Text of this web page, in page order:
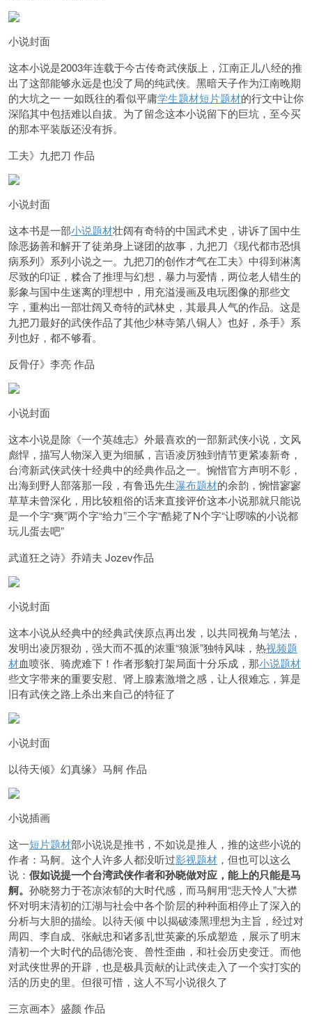
小说封面
这本小说是2003年连载于今古传奇武侠版上，江南正儿八经的推
出了这部能够永远是也没了局的纯武侠。黑暗天子作为江南晚期
的大坑之一 一如既往的看似平庸学生题材短片题材的行文中让你
深陷其中包括难以自拔。为了留念这本小说留下的巨坑，至今买
的那本平装版还没有拆。
工夫》九把刀 作品
小说封面
这本书是一部小说题材壮阔有奇特的中国武术史，讲诉了国中生
除恶扬善和解开了徒弟身上谜团的故事，九把刀《现代都市恐惧
病系列》系列小说之一。九把刀的创作才气在工夫》中得到淋漓
尽致的印证，糅合了推理与幻想，暴力与爱情，两位老人错生的
影象与国中生迷离的理想中，用充溢漫画及电玩图像的那些文
字，重构出一部壮阔又奇特的武林史，其最具人气的作品。这是
九把刀最好的武侠作品了其他少林寺第八铜人》也好，杀手》系
列也好，都不够看。
反骨仔》李亮 作品
小说封面
这本小说是除《一个英雄志》外最喜欢的一部新武侠小说，文风
彪悍，描写人物深入更为细腻，言语凌厉独到情节更紧凑新奇，
台湾新武侠武侠十经典中的经典作品之一。惋惜官方声明不彰，
出海到野人部落那一段，有鲁迅先生瀑布题材的余韵，惋惜寥寥
草草未曾深化，用比较粗俗的话来直接评价这本小说那就只能说
是一个字“爽”两个字“给力”三个字“酷毙了N个字“让啰嗦的小说都
玩儿蛋去吧”
武道狂之诗》乔靖夫 Jozev作品
小说封面
这本小说从经典中的经典武侠原点再出发，以共同视角与笔法，
发明出凌厉狠劲，强大而不孤的浓重“狼派”独特风味，热视频题
材血喷张、骑虎难下！作者形貌打架局面十分乐成，那小说题材
些文字带来的重要安慰、肾上腺素激增之感，让人很难忘，算是
旧有武侠之路上杀出来自己的特征了
小说封面
以待天倾》幻真缘》马舸 作品
小说插画
这一短片题材部小说说是推书，不如说是推人，推的这些小说的
作者：马舸。这个人许多人都没听过影视题材 ，但也可以这么
说： 假如说提一个台湾武侠作者和孙晓做对应，能上的只能是马
舸。 孙晓努力于苍凉浓郁的大时代感，而马舸用“悲天怜人”大襟
怀对明末清初的江湖与社会中各个阶层的种种面相停止了深入的
分析与大胆的描绘。以待天倾 中以揭破漆黑理想为主旨，经过对
周四、李自成、张献忠和诸多乱世英豪的乐成塑造，展示了明末
清初一个大时代的品德沦丧、兽性歪曲，和社会历史变迁。而他
对武侠世界的开辟，也是极具贡献的让武侠走入了一个实打实的
活的历史的里。但很可惜，这人不写小说很久了
三京画本》盛颜 作品